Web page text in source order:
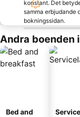
konstant. Det
samma erbjudande
bokningssidan.
Andra boenden
Bed and